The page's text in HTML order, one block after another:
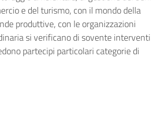
e del turismo, con il mondo della
produttive, con le organizzazioni
si verificano di sovente interventi
partecipi particolari categorie di